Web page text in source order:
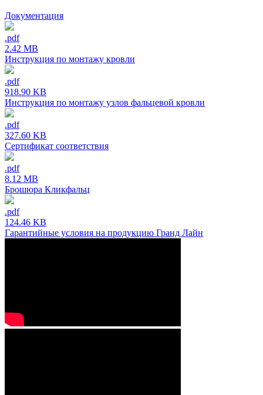
Документация
.pdf
2.42 MB
Инструкция по монтажу кровли
.pdf
918.90 KB
Инструкция по монтажу узлов фальцевой кровли
.pdf
327.60 KB
Сертификат соответствия
.pdf
8.12 MB
Брошюра Кликфальц
.pdf
124.46 KB
Гарантийные условия на продукцию Гранд Лайн